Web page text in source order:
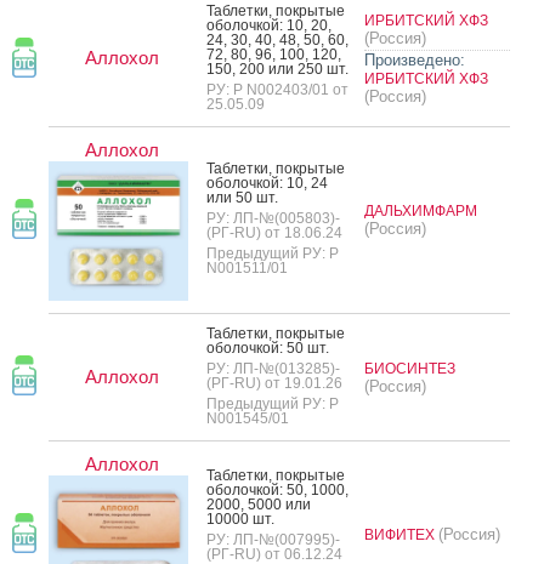
Аллохол
Таб­летки, пок­ры­тые
обо­лоч­кой: 10, 20,
24, 30, 40, 48, 50, 60,
72, 80, 96, 100, 120,
150, 200 или 250 шт.
РУ: Р N002403/01 от
25.05.09
ИРБИТСКИЙ ХФЗ
(Россия)
Произведено:
ИРБИТСКИЙ ХФЗ
(Россия)
Аллохол
Таб­летки, пок­ры­тые
обо­лоч­кой: 10, 24
или 50 шт.
РУ: ЛП-№(005803)-
(РГ-RU) от 18.06.24
Предыдущий РУ: Р
N001511/01
ДАЛЬХИМФАРМ
(Россия)
Аллохол
Таб­летки, пок­ры­тые
обо­лоч­кой: 50 шт.
РУ: ЛП-№(013285)-
(РГ-RU) от 19.01.26
Предыдущий РУ: Р
N001545/01
БИОСИНТЕЗ
(Россия)
Аллохол
Таб­летки, пок­ры­тые
обо­лоч­кой: 50, 1000,
2000, 5000 или
10000 шт.
РУ: ЛП-№(007995)-
(РГ-RU) от 06.12.24
ВИФИТЕХ (Россия)